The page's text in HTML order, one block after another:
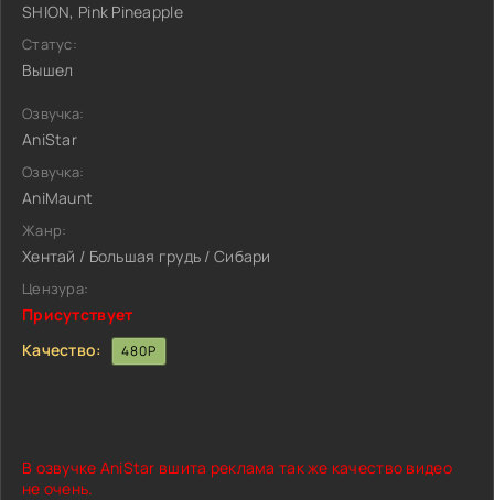
SHION, Pink Pineapple
Статус:
Вышел
Озвучка:
AniStar
Озвучка:
AniMaunt
Жанр:
Хентай / Большая грудь / Сибари
Цензура:
Присутствует
Качество:
480P
В озвучке AniStar вшита реклама так же качество видео
не очень.